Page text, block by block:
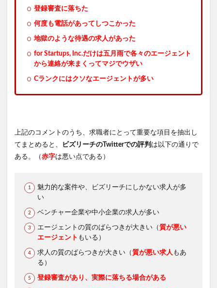
登録審査に落ちた
何度も電話があってしつこかった
地獄のような待遇の求人があった
for Startups, Inc.だけは五月雨で各々のエージェント
から連絡が来まくってマジでウザい
Cランクにはクソなエージェントが多い
上記のコメントのうち、求職者にとって重要な項目を抽出し
てまとめると、
ビズリーチのTwitterでの評判 は以下の通りで
ある。（赤字は悪い点である）
魅力的な案件や、ビズリーチにしかない求人が多
い
ベンチャー企業や中小企業の求人が多い
エージェントの質のばらつきが大きい（質が悪い
エージェント もいる）
求人の質のばらつきが大きい（質が悪い求人 もあ
る）
登録審査があり、実際に落ちる場合がある